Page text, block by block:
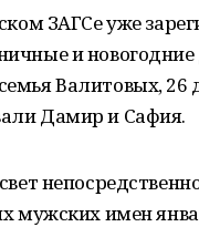
ЗАГСе уже
и
Валитовых, 26
Дамир и Сафия.
мужских имен